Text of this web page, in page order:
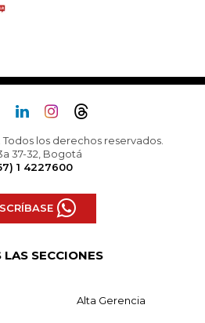
Todos los derechos reservados.
37-32, Bogotá
1 4227600
LAS SECCIONES
Alta Gerencia